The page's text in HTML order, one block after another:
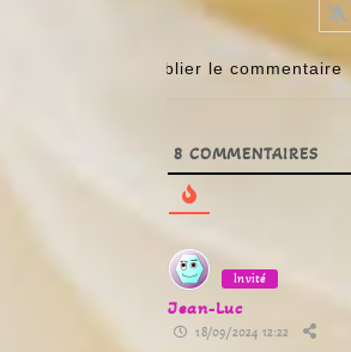
8 COMMENTAIRES
Invité
Jean-Luc
18/09/2024 12:22